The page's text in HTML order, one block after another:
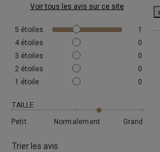
Voir tous les avis sur ce site
5 étoiles
1
4 étoiles
0
3 étoiles
0
2 étoiles
0
1 étoile 0
TAILLE
Petit
Normalement Grand
Trier les avis